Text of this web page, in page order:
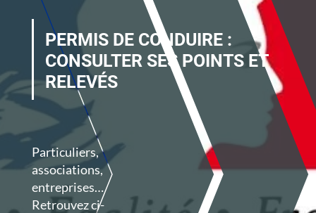
PERMIS DE CONDUIRE :
CONSULTER SES POINTS ET
RELEVÉS
Particuliers,
associations,
entreprises…
Retrouvez ci-